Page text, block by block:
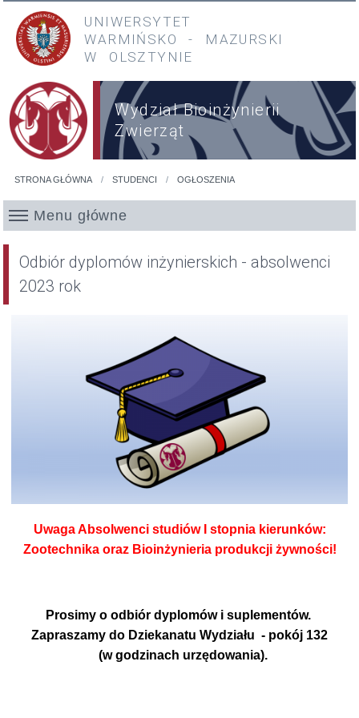
Przejdź do treści
Przejdź do menu głównego
UNIWERSYTET
WARMIŃSKO
- MAZURSKI
W OLSZTYNIE
Wydział Bioinżynierii
Zwierząt
STRONA GŁÓWNA STUDENCI OGŁOSZENIA
Menu główne
Odbiór dyplomów inżynierskich - absolwenci
2023 rok
Uwaga Absolwenci studiów I stopnia kierunków:
Zootechnika oraz Bioinżynieria produkcji żywności!
Prosimy o odbiór dyplomów i suplementów.
Zapraszamy do Dziekanatu Wydziału - pokój 132
(w godzinach urzędowania).